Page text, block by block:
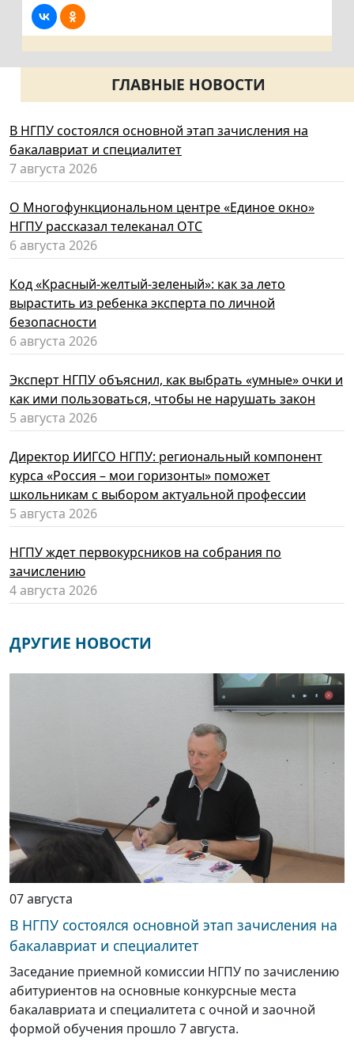
ГЛАВНЫЕ НОВОСТИ
В НГПУ состоялся основной этап зачисления на
бакалавриат и специалитет
7 августа 2026
О Многофункциональном центре «Единое окно»
НГПУ рассказал телеканал ОТС
6 августа 2026
Код «Красный-желтый-зеленый»: как за лето
вырастить из ребенка эксперта по личной
безопасности
6 августа 2026
Эксперт НГПУ объяснил, как выбрать «умные» очки и
как ими пользоваться, чтобы не нарушать закон
5 августа 2026
Директор ИИГСО НГПУ: региональный компонент
курса «Россия – мои горизонты» поможет
школьникам с выбором актуальной профессии
5 августа 2026
НГПУ ждет первокурсников на собрания по
зачислению
4 августа 2026
ДРУГИЕ НОВОСТИ
07 августа
В НГПУ состоялся основной этап зачисления на
бакалавриат и специалитет
Заседание приемной комиссии НГПУ по зачислению
абитуриентов на основные конкурсные места
бакалавриата и специалитета с очной и заочной
формой обучения прошло 7 августа.